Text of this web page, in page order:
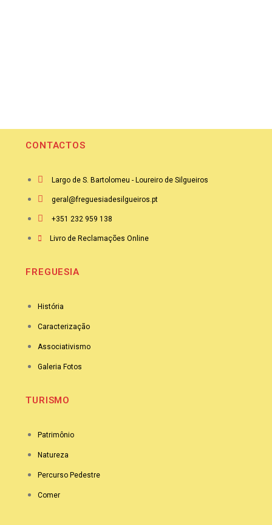
CONTACTOS
Largo de S. Bartolomeu - Loureiro de Silgueiros
geral@freguesiadesilgueiros.pt
+351 232 959 138
Livro de Reclamações Online
FREGUESIA
História
Caracterização
Associativismo
Galeria Fotos
TURISMO
Patrimônio
Natureza
Percurso Pedestre
Comer